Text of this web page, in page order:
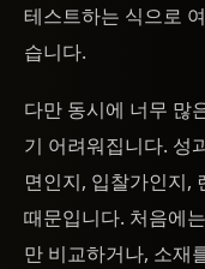
테스트하는 식으로
습니다.
다만 동시에 너무 많
기 어려워집니다. 성
면인지, 입찰가인지,
때문입니다. 처음에
만 비교하거나, 소재